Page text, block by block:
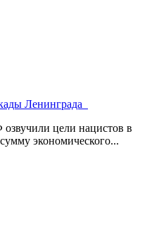
Ленинграда
цели нацистов в
экономического...